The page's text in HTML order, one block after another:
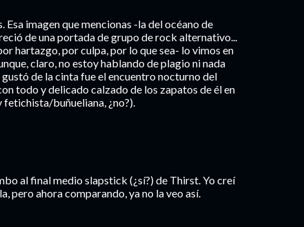
imagen que mencionas -la del océano de
de una portada de grupo de rock alternativo...
hartazgo, por culpa, por lo que sea- lo vimos en
claro, no estoy hablando de plagio ni nada
de la cinta fue el encuentro nocturno del
todo y delicado calzado de los zapatos de él en
fetichista/buñueliana, ¿no?).
al final medio slapstick (¿sí?) de Thirst. Yo creí
pero ahora comparando, ya no la veo así.